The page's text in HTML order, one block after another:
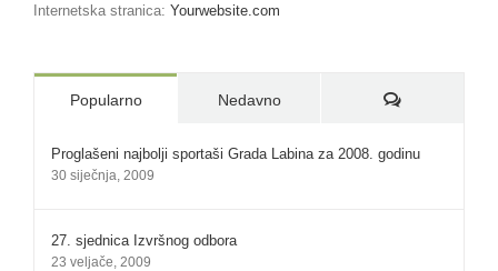
Internetska stranica: Yourwebsite.com
Popularno Nedavno Komentari:
Proglašeni najbolji sportaši Grada Labina za 2008. godinu
30 siječnja, 2009
27. sjednica Izvršnog odbora
23 veljače, 2009